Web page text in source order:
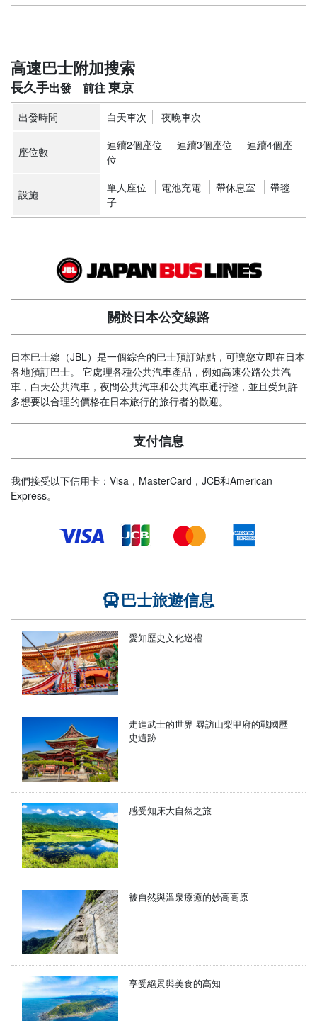
高速巴士附加搜索
長久手 東京
出發時間 白天車次 夜晚車次
座位數 連續2個座位 連續3個座位
連續4個座
位
設施 單人座位 電池充電 帶休息室
帶毯
子
關於日本公交線路
日本巴士線（JBL）是一個綜合的巴士預訂站點，可讓您立即在日本
各地預訂巴士。 它處理各種公共汽車產品，例如高速公路公共汽
車，白天公共汽車，夜間公共汽車和公共汽車通行證，並且受到許
多想要以合理的價格在日本旅行的旅行者的歡迎。
支付信息
我們接受以下信用卡：Visa，MasterCard，JCB和American
Express。
巴士旅遊信息
愛知歷史文化巡禮
走進武士的世界 尋訪山梨甲府的戰國歷
史遺跡
感受知床大自然之旅
被自然與溫泉療癒的妙高高原
享受絕景與美食的高知